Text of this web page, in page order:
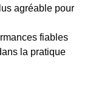
agréable pour
fiables
la pratique